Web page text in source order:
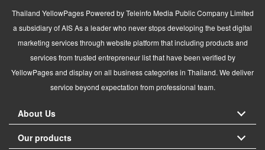
Thailand YellowPages Powered by Teleinfo Media Public Company Limited
a subsidiary of AIS As a leader who never stops developing the best digital
marketing services through website platform that including products and
services from trusted entrepreneur list that have been verified by
YellowPages and display on all business categories in Thailand. We deliver
service beyond expectation from professional team.
About Us
Our products